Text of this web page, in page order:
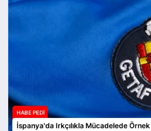
EĞITIM
TEKNOLOJI